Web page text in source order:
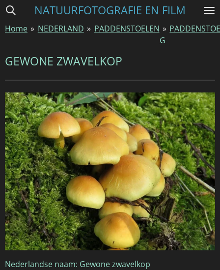
Ga
naar
hoofdinhoud
NATUURFOTOGRAFIE EN FILM
Home » NEDERLAND » PADDENSTOELEN »
G
GEWONE ZWAVELKOP
Nederlandse naam: Gewone zwavelkop